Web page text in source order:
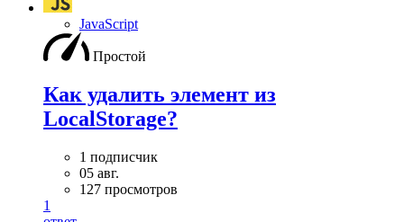
JavaScript
Простой
Как удалить элемент из
LocalStorage?
1 подписчик
05 авг.
127 просмотров
1